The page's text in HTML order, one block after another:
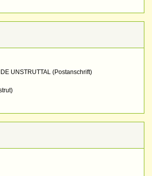
UNSTRUTTAL (Postanschrift)